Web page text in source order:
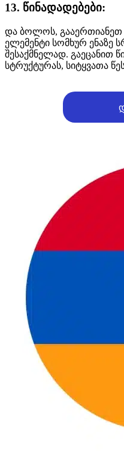
13. წინადადებები:
და ბოლოს, გააერთიანეთ
ელემენტი სომხურ ენაზე
შესაქმნელად. გაეცანით
სტრუქტურას, სიტყვათა